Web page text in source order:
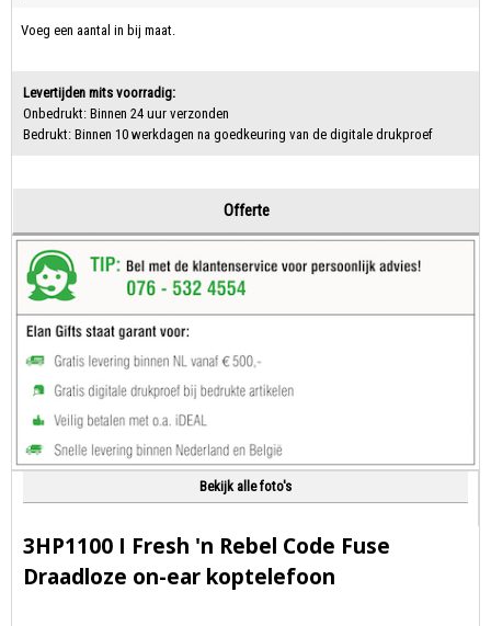
Voeg een aantal in bij maat.
Levertijden mits voorradig:
Onbedrukt: Binnen 24 uur verzonden
Bedrukt: Binnen 10 werkdagen na goedkeuring van de digitale drukproef
Offerte
Bekijk alle foto's
3HP1100 I Fresh 'n Rebel Code Fuse
Draadloze on-ear koptelefoon